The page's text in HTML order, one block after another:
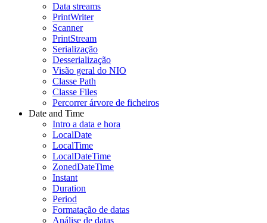
Data streams
PrintWriter
Scanner
PrintStream
Serialização
Desserialização
Visão geral do NIO
Classe Path
Classe Files
Percorrer árvore de ficheiros
Date and Time
Intro a data e hora
LocalDate
LocalTime
LocalDateTime
ZonedDateTime
Instant
Duration
Period
Formatação de datas
Análise de datas